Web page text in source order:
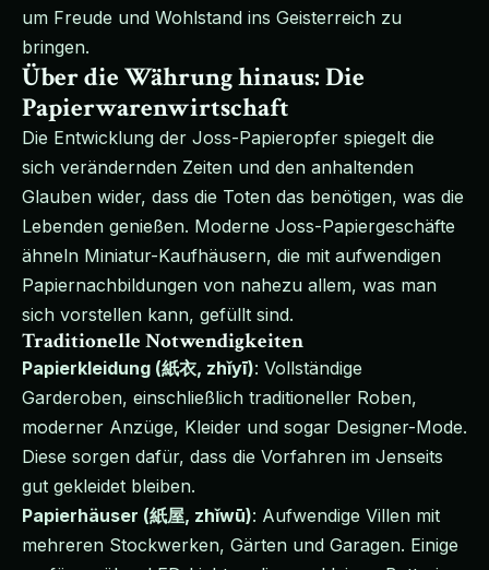
um Freude und Wohlstand ins Geisterreich zu
bringen.
Über die Währung hinaus: Die
Papierwarenwirtschaft
Die Entwicklung der Joss-Papieropfer spiegelt die
sich verändernden Zeiten und den anhaltenden
Glauben wider, dass die Toten das benötigen, was die
Lebenden genießen. Moderne Joss-Papiergeschäfte
ähneln Miniatur-Kaufhäusern, die mit aufwendigen
Papiernachbildungen von nahezu allem, was man
sich vorstellen kann, gefüllt sind.
Traditionelle Notwendigkeiten
Papierkleidung (紙衣, zhǐyī): Vollständige
Garderoben, einschließlich traditioneller Roben,
moderner Anzüge, Kleider und sogar Designer-Mode.
Diese sorgen dafür, dass die Vorfahren im Jenseits
gut gekleidet bleiben.
Papierhäuser (紙屋, zhǐwū): Aufwendige Villen mit
mehreren Stockwerken, Gärten und Garagen. Einige